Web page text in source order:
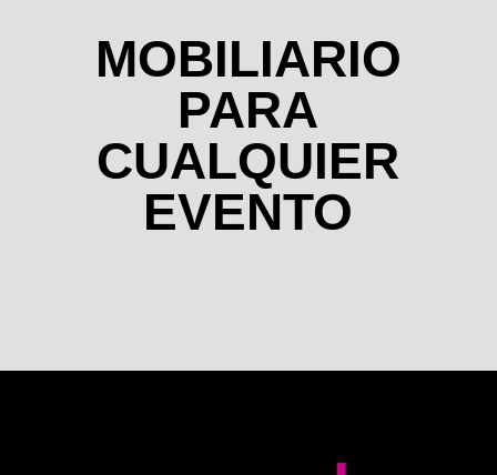
MOBILIARIO
PARA
CUALQUIER
EVENTO